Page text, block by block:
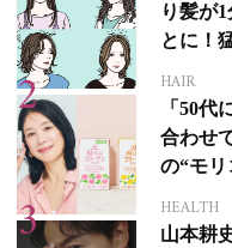
り髪が
とに！
HAIR
「50代
合わせ
の“モリ
HEALTH
山本耕